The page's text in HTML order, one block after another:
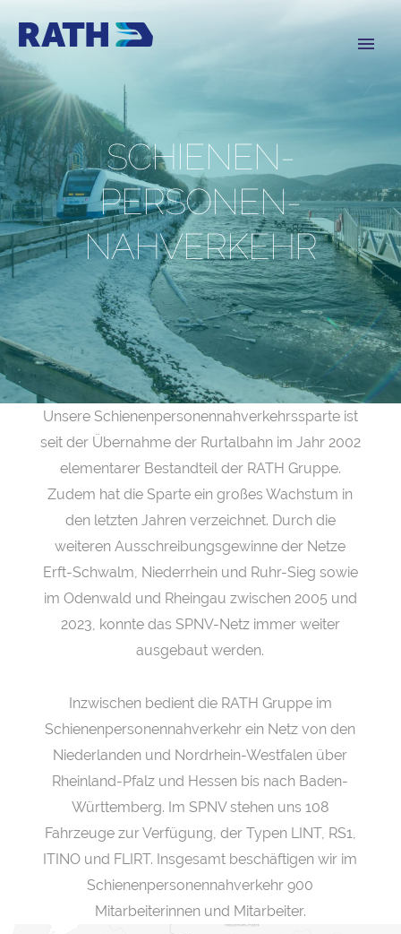
SCHIENEN­
PERSONEN­
NAHVERKEHR
Unsere Schienenpersonennahverkehrssparte ist
seit der Übernahme der Rurtalbahn im Jahr 2002
elementarer Bestandteil der RATH Gruppe.
Zudem hat die Sparte ein großes Wachstum in
den letzten Jahren verzeichnet. Durch die
weiteren Ausschreibungsgewinne der Netze
Erft-Schwalm, Niederrhein und Ruhr-Sieg sowie
im Odenwald und Rheingau zwischen 2005 und
2023, konnte das SPNV-Netz immer weiter
ausgebaut werden.
Inzwischen bedient die RATH Gruppe im
Schienenpersonennahverkehr ein Netz von den
Niederlanden und Nordrhein-Westfalen über
Rheinland-Pfalz und Hessen bis nach Baden-
Württemberg. Im SPNV stehen uns 108
Fahrzeuge zur Verfügung, der Typen LINT, RS1,
ITINO und FLIRT. Insgesamt beschäftigen wir im
Schienenpersonennahverkehr 900
Mitarbeiterinnen und Mitarbeiter.